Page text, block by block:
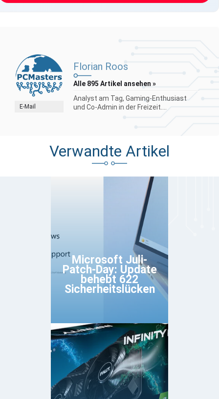
E-Mail
Florian Roos
Alle 895 Artikel ansehen »
Analyst am Tag, Gaming-Enthusiast
und Co-Admin in der Freizeit....
Verwandte Artikel
Microsoft Juli-
Patch-Day: Update
behebt 622
Sicherheitslücken